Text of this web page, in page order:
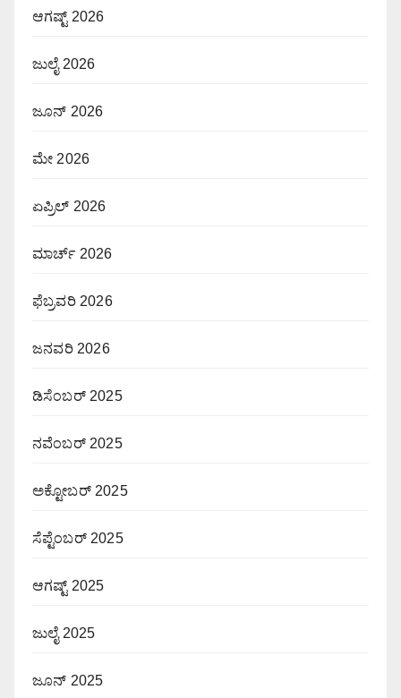
ಆಗಷ್ಟ್ 2026
ಜುಲೈ 2026
ಜೂನ್ 2026
ಮೇ 2026
ಏಪ್ರಿಲ್ 2026
ಮಾರ್ಚ್ 2026
ಫೆಬ್ರವರಿ 2026
ಜನವರಿ 2026
ಡಿಸೆಂಬರ್ 2025
ನವೆಂಬರ್ 2025
ಅಕ್ಟೋಬರ್ 2025
ಸೆಪ್ಟೆಂಬರ್ 2025
ಆಗಷ್ಟ್ 2025
ಜುಲೈ 2025
ಜೂನ್ 2025